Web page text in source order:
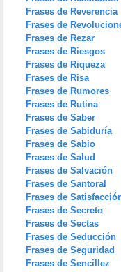
Frases de Reverencia
Frases de
Frases de Rezar
Frases de Riesgos
Frases de Riqueza
Frases de Risa
Frases de Rumores
Frases de Rutina
Frases de Saber
Frases de Sabiduría
Frases de Sabio
Frases de Salud
Frases de Salvación
Frases de Santoral
Frases de
Frases de Secreto
Frases de Sectas
Frases de Seducción
Frases de Seguridad
Frases de Sencillez